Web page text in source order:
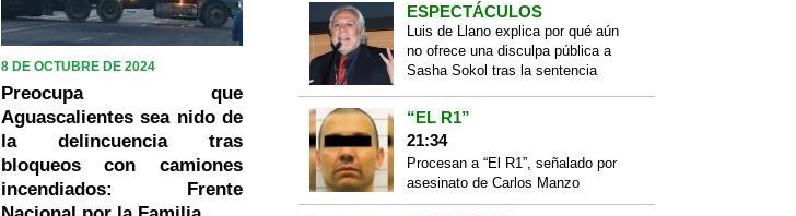
8 DE OCTUBRE DE 2024
Preocupa que
Aguascalientes sea nido de
la delincuencia tras
bloqueos con camiones
incendiados: Frente
ESPECTÁCULOS
Luis de Llano explica por qué aún
no ofrece una disculpa pública a
Sasha Sokol tras la sentencia
“EL R1”
21:34
Procesan a “El R1”, señalado por
asesinato de Carlos Manzo